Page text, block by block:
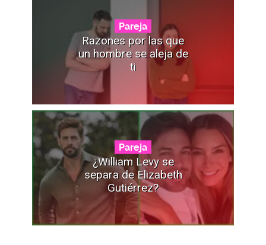
Pareja
Razones por las que
un hombre se aleja de
ti
Pareja
¿William Levy se
separa de Elizabeth
Gutiérrez?